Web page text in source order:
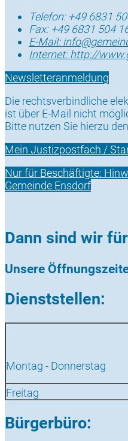
Telefon: +49 6831
Fax: +49 6831 504
E-Mail:
Internet:http://
Newsletteranmeldung
Die rechtsverbindliche
ist über E-Mail nicht
Bitte nutzen Sie hierzu
Mein Justizpostfach /
Nur für Beschäftigte:
Gemeinde Ensdorf
Dann sind wir
Unsere
Dienststellen:
Montag - Donnerstag
Freitag
Bürgerbüro: